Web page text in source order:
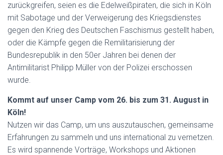
zurückgreifen, seien es die Edelweißpiraten, die sich in Köln
mit Sabotage und der Verweigerung des Kriegsdienstes
gegen den Krieg des Deutschen Faschismus gestellt haben,
oder die Kämpfe gegen die Remilitarisierung der
Bundesrepublik in den 50er Jahren bei denen der
Antimilitarist Philipp Müller von der Polizei erschossen
wurde.
Kommt auf unser Camp vom 26. bis zum 31. August in
Köln!
Nutzen wir das Camp, um uns auszutauschen, gemeinsame
Erfahrungen zu sammeln und uns international zu vernetzen.
Es wird spannende Vorträge, Workshops und Aktionen